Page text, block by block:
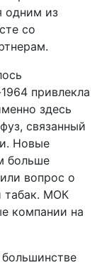
одним из
со
привлекла
здесь
связанный
Новые
больше
вопрос о
табак. МОК
компании на